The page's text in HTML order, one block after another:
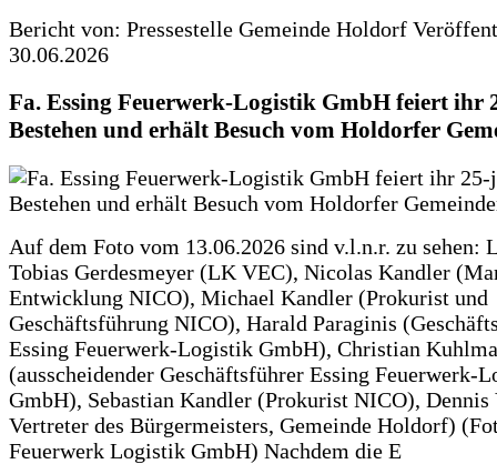
Bericht von: Pressestelle Gemeinde Holdorf
30.06.2026
Fa. Essing Feuerwerk-Logistik GmbH feiert ihr
Bestehen und erhält Besuch vom Holdorfer
Auf dem Foto vom 13.06.2026 sind v.l.n.r. zu sehen:
Tobias Gerdesmeyer (LK VEC), Nicolas Kandler
Entwicklung NICO), Michael Kandler (Prokurist und
Geschäftsführung NICO), Harald Paraginis
Essing Feuerwerk-Logistik GmbH), Christian
(ausscheidender Geschäftsführer Essing Feuerwerk-
GmbH), Sebastian Kandler (Prokurist NICO),
Vertreter des Bürgermeisters, Gemeinde Holdorf)
Feuerwerk Logistik GmbH) Nachdem die E